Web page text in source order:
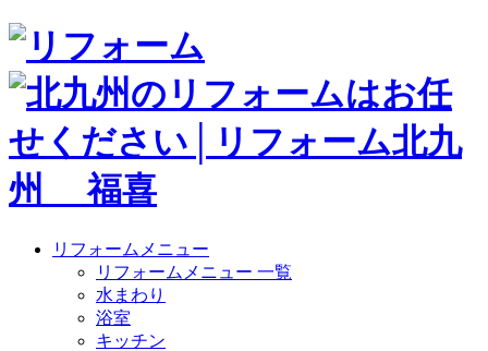
リフォームメニュー
リフォームメニュー 一覧
水まわり
浴室
キッチン